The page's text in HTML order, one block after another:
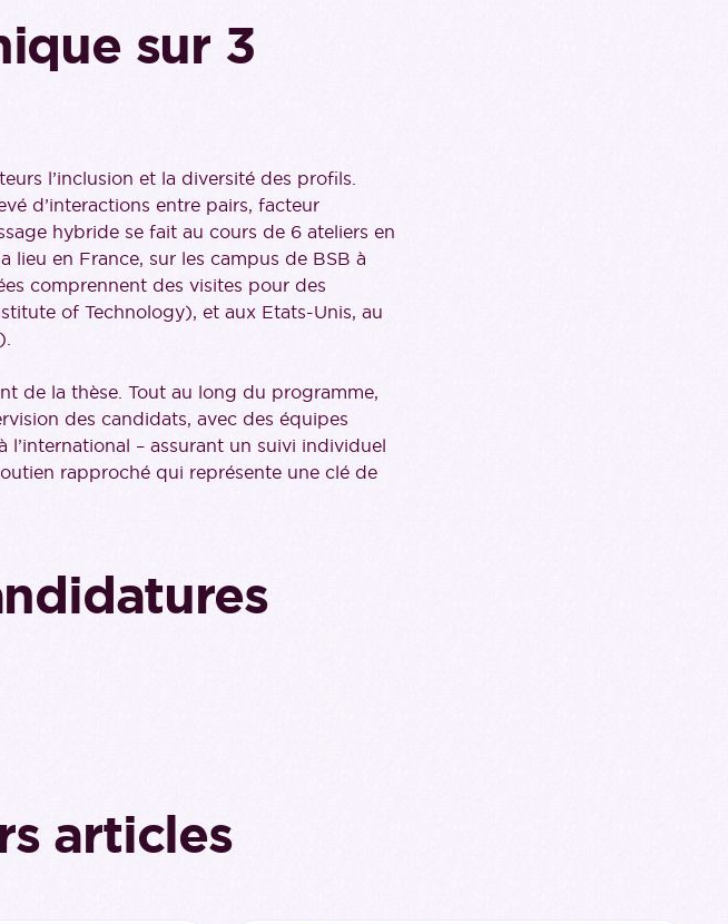
sur 3
l’inclusion et la diversité des profils.
d’interactions entre pairs, facteur
hybride se fait au cours de 6 ateliers en
lieu en France, sur les campus de BSB à
comprennent des visites pour des
of Technology), et aux Etats-Unis, au
de la thèse. Tout au long du programme,
des candidats, avec des équipes
– assurant un suivi individuel
rapproché qui représente une clé de
articles